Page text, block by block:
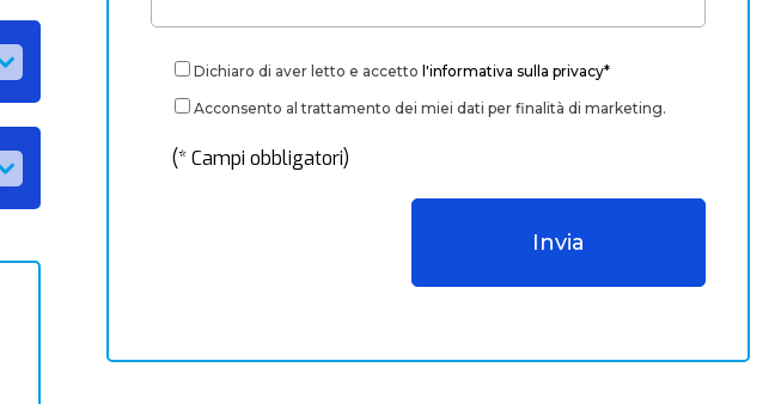
Dichiaro di aver letto e accetto l'informativa sulla privacy*
Acconsento al trattamento dei miei dati per finalità di marketing.
(* Campi obbligatori)